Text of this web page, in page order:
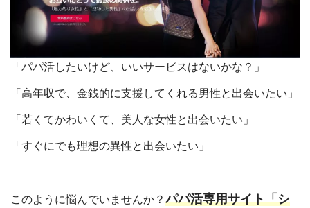
「パパ活したいけど、いいサービスはないかな？」
「高年収で、金銭的に支援してくれる男性と出会いたい」
「若くてかわいくて、美人な女性と出会いたい」
「すぐにでも理想の異性と出会いたい」
このように悩んでいませんか？パパ活専用サイト「シ